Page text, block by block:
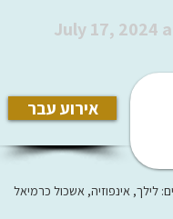
July 17, 2024
אירוע עבר
לילך, אינפוזיה, אשכול כרמיאל